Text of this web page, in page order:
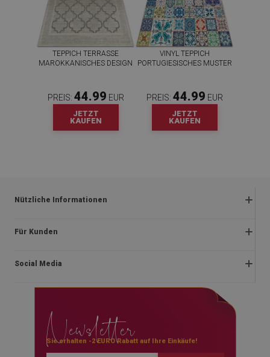
TEPPICH TERRASSE
MAROKKANISCHES DESIGN
PREIS: 44.99 EUR
JETZT
KAUFEN
VINYL TEPPICH
PORTUGIESISCHES MUSTER
PREIS: 44.99 EUR
JETZT
KAUFEN
Nützliche Informationen
Rückgabe und beanstandungen
Datenschutzerklärung
Zahlungen
Für Kunden
Impressum
Social Media
instagram
youtube
Newsletter
Sie erhalten -2 EURO Rabatt auf Ihre Einkäufe!